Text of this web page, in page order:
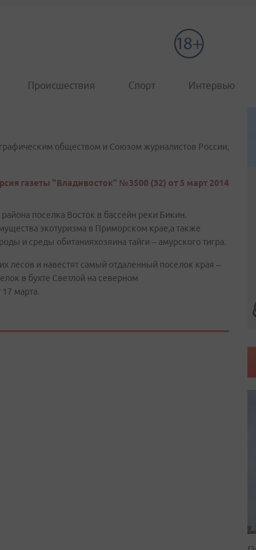
Происшествия Спорт Интервью
обществом и Союзом журналистов России,
газеты "Владивосток" №3500 (32) от 5 март 2014
поселка Восток в бассейн реки Бикин.
экотуризма в Приморском крае,а также
и среды обитанияхозяина тайги – амурского тигра.
лесов и навестят самый отдаленный поселок края –
в бухте Светлой на северном
марта.